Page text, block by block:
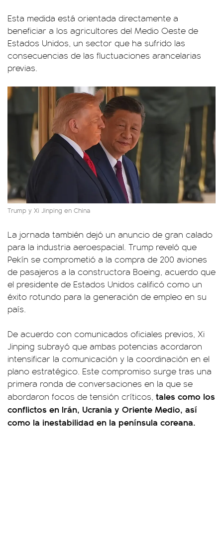
Esta medida está orientada directamente a
beneficiar a los agricultores del Medio Oeste de
Estados Unidos, un sector que ha sufrido las
consecuencias de las fluctuaciones arancelarias
previas.
Trump y Xi Jinping en China
La jornada también dejó un anuncio de gran calado
para la industria aeroespacial. Trump reveló que
Pekín se comprometió a la compra de 200 aviones
de pasajeros a la constructora Boeing, acuerdo que
el presidente de Estados Unidos calificó como un
éxito rotundo para la generación de empleo en su
país.
De acuerdo con comunicados oficiales previos, Xi
Jinping subrayó que ambas potencias acordaron
intensificar la comunicación y la coordinación en el
plano estratégico. Este compromiso surge tras una
primera ronda de conversaciones en la que se
abordaron focos de tensión críticos, tales como los
conflictos en Irán, Ucrania y Oriente Medio, así
como la inestabilidad en la península coreana.